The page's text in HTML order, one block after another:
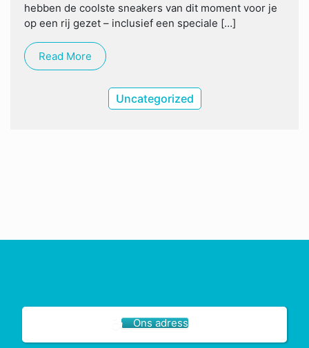
hebben de coolste sneakers van dit moment voor je
op een rij gezet – inclusief een speciale […]
Read More
Uncategorized
Ons adress